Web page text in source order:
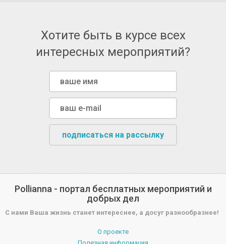
Хотите быть в курсе всех
интересных мероприятий?
подписаться на рассылку
Pollianna - портал бесплатных мероприятий и
добрых дел
С нами Ваша жизнь станет интереснее, а досуг разнообразнее!
О проекте